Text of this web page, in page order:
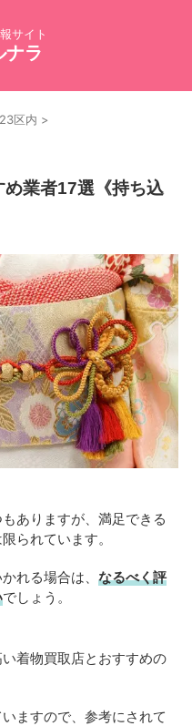
サイト
ナラ
23区内 >
め業者17選《持ち込
ありますが、満足できる
られています。
れる場合は、 なるべく評
でしょう。
着物買取店とおすすめの
ますので、参考にされて